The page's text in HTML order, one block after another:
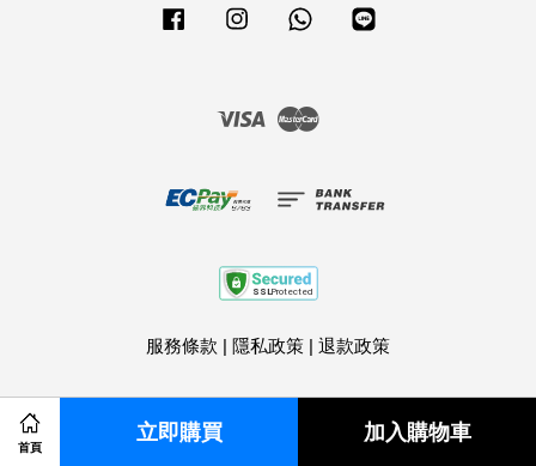
首頁
立即購買 加入購物車
Facebook Instagram Whatsapp
Visa
服務條款 | 隱私政策 | 退款政策
Share on Facebook Share on Twitter